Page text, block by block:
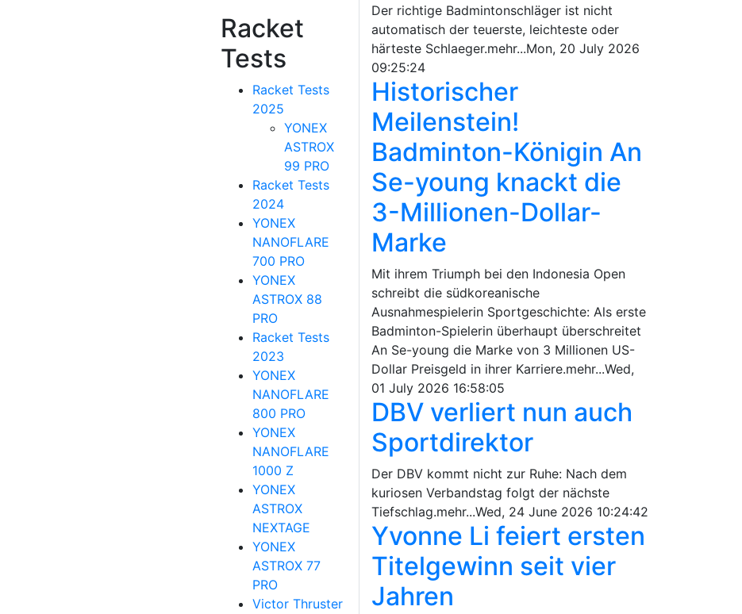
Racket
Tests
Racket Tests
2025
YONEX
ASTROX
99 PRO
Racket Tests
2024
YONEX
NANOFLARE
700 PRO
YONEX
ASTROX 88
PRO
Racket Tests
2023
YONEX
NANOFLARE
800 PRO
YONEX
NANOFLARE
1000 Z
YONEX
ASTROX
NEXTAGE
YONEX
ASTROX 77
PRO
Victor Thruster
Der richtige Badmintonschläger ist nicht
automatisch der teuerste, leichteste oder
härteste Schlaeger.mehr...Mon, 20 July 2026
09:25:24
Historischer
Meilenstein!
Badminton-Königin An
Se-young knackt die
3-Millionen-Dollar-
Marke
Mit ihrem Triumph bei den Indonesia Open
schreibt die südkoreanische
Ausnahmespielerin Sportgeschichte: Als erste
Badminton-Spielerin überhaupt überschreitet
An Se-young die Marke von 3 Millionen US-
Dollar Preisgeld in ihrer Karriere.mehr...Wed,
01 July 2026 16:58:05
DBV verliert nun auch
Sportdirektor
Der DBV kommt nicht zur Ruhe: Nach dem
kuriosen Verbandstag folgt der nächste
Tiefschlag.mehr...Wed, 24 June 2026 10:24:42
Yvonne Li feiert ersten
Titelgewinn seit vier
Jahren